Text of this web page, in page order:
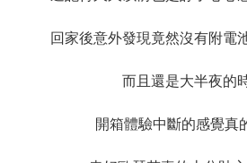
回家後意外發現竟然沒有附電
而且還是大半夜的
開箱體驗中斷的感覺真